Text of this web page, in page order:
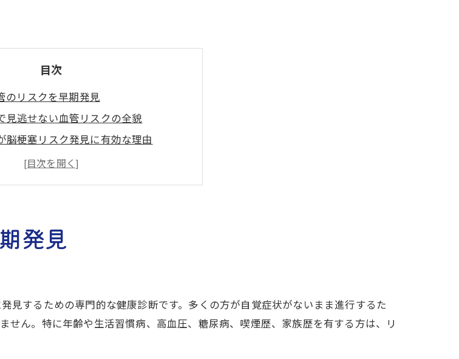
目次
のリスクを早期発見
見逃せない血管リスクの全貌
脳梗塞リスク発見に有効な理由
無症候性脳梗塞に早期対応
血管チェックの違いと活用法
脳梗塞予防に役立つ理由
血管チェックで脳梗塞予防を強化
診で得られる安心と予防効果
クのメリットと脳ドック費用の考え方
発見
見するための専門的な健康診断です。多くの方が自覚症状がないまま進行するた
ん。特に年齢や生活習慣病、高血圧、糖尿病、喫煙歴、家族歴を有する方は、リ